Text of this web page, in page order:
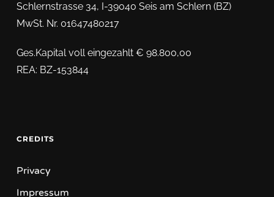
Schlernstrasse 34, I-39040 Seis am Schlern (BZ)
MwSt. Nr. 01647480217
Ges.Kapital voll eingezahlt € 98.800,00
REA: BZ-153844
CREDITS
Privacy
Impressum